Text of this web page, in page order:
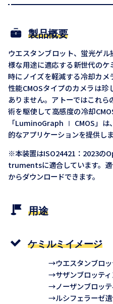
製品概要
ウエスタンブロット、蛍光ゲ
様な用途に適応する新世代の
時にノイズを軽減する冷却カ
性能CMOSタイプのカメラは
ありません。アトーではこれ
術を駆使して高感度の冷却
「LuminoGraph Ⅰ CMOS」は
的なアプリケーションを提供しま
※本装置はISO24421：2023
trumentsに適合しています。適
からダウンロードできます。
用途
ケミルミイメージ
→ウエスタンブロ
→サザンブロッテ
→ノーザンブロッ
→ルシフェラーゼ